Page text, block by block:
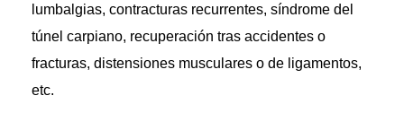
lumbalgias, contracturas recurrentes, síndrome del
túnel carpiano, recuperación tras accidentes o
fracturas, distensiones musculares o de ligamentos,
etc.